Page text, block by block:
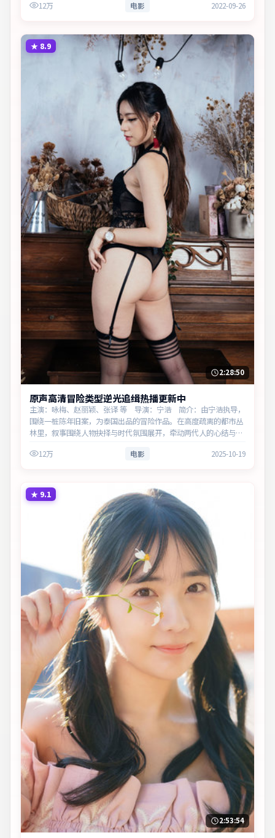
义。12万 电影 2022-09-26
★ 8.9
2:28:50
原声高清冒险类型逆光追缉热播更新中
主演：咏梅、赵丽颖、张译 等 导演：宁浩 简介：由宁浩执导，
围绕一桩陈年旧案，为泰国出品的冒险作品。在高度疏离的都市丛
林里，叙事围绕人物抉择与时代氛围展开，牵动两代人的心结与和
12万 电影 2025-10-19
★ 9.1
2:53:54